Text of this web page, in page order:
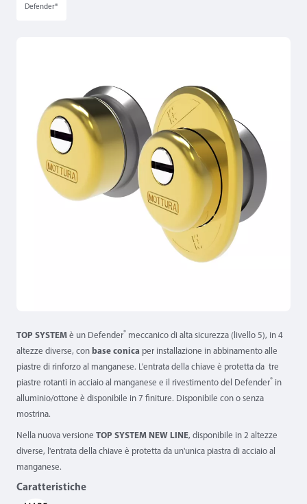
Defender®
TOP SYSTEM è un Defender® meccanico di alta sicurezza (livello 5), in 4
altezze diverse, con base conica per installazione in abbinamento alle
piastre di rinforzo al manganese. L'entrata della chiave è protetta da tre
piastre rotanti in acciaio al manganese e il rivestimento del Defender® in
alluminio/ottone è disponibile in 7 finiture. Disponibile con o senza
mostrina.
Nella nuova versione TOP SYSTEM NEW LINE, disponibile in 2 altezze
diverse, l'entrata della chiave è protetta da un'unica piastra di acciaio al
manganese.
Caratteristiche